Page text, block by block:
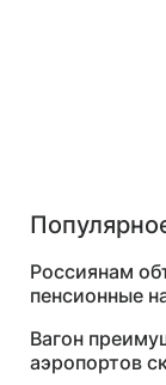
Россиянам
пенсионные
Вагон
аэропортов